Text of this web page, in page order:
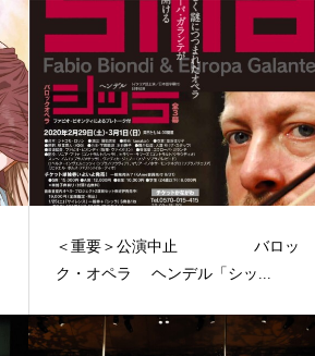
＜重要＞公演中止 バロッ
ク・オペラ ヘンデル「シッ...